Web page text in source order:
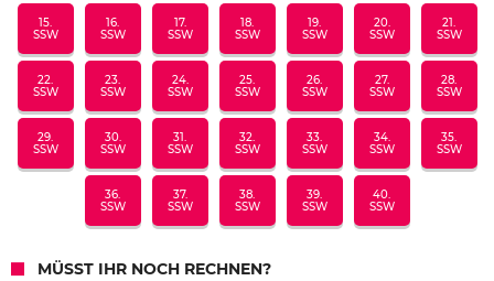
15.
SSW
16.
SSW
17.
SSW
18.
SSW
19.
SSW
20.
SSW
21.
SSW
22.
SSW
23.
SSW
24.
SSW
25.
SSW
26.
SSW
27.
SSW
28.
SSW
29.
SSW
30.
SSW
31.
SSW
32.
SSW
33.
SSW
34.
SSW
35.
SSW
36.
SSW
37.
SSW
38.
SSW
39.
SSW
40.
SSW
MÜSST IHR NOCH RECHNEN?